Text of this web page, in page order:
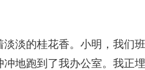
淡的桂花香。小明，我们
地跑到了我办公室。我正